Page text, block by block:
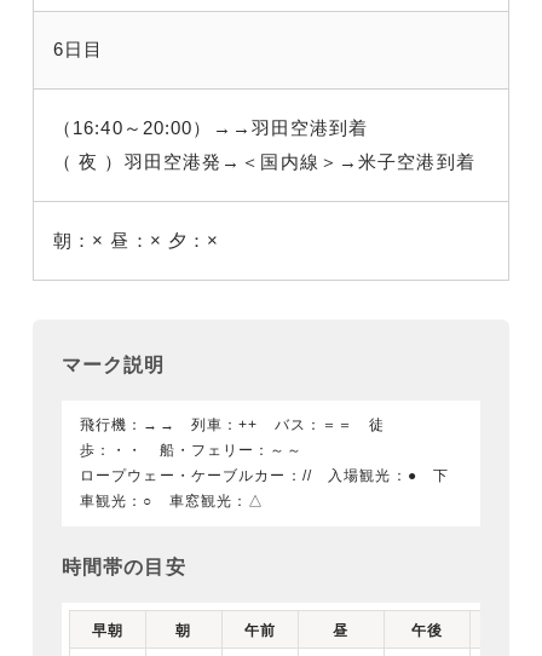
6日目
（16:40～20:00）→→羽田空港到着
（ 夜 ）羽田空港発→＜国内線＞→米子空港到着
朝：× 昼：× 夕：×
マーク説明
飛行機：→→ 列車：++ バス：＝＝ 徒
歩：・・ 船・フェリー：～～
ロープウェー・ケーブルカー：// 入場観光：● 下
車観光：○ 車窓観光：△
時間帯の目安
早朝 朝 午前 昼 午後